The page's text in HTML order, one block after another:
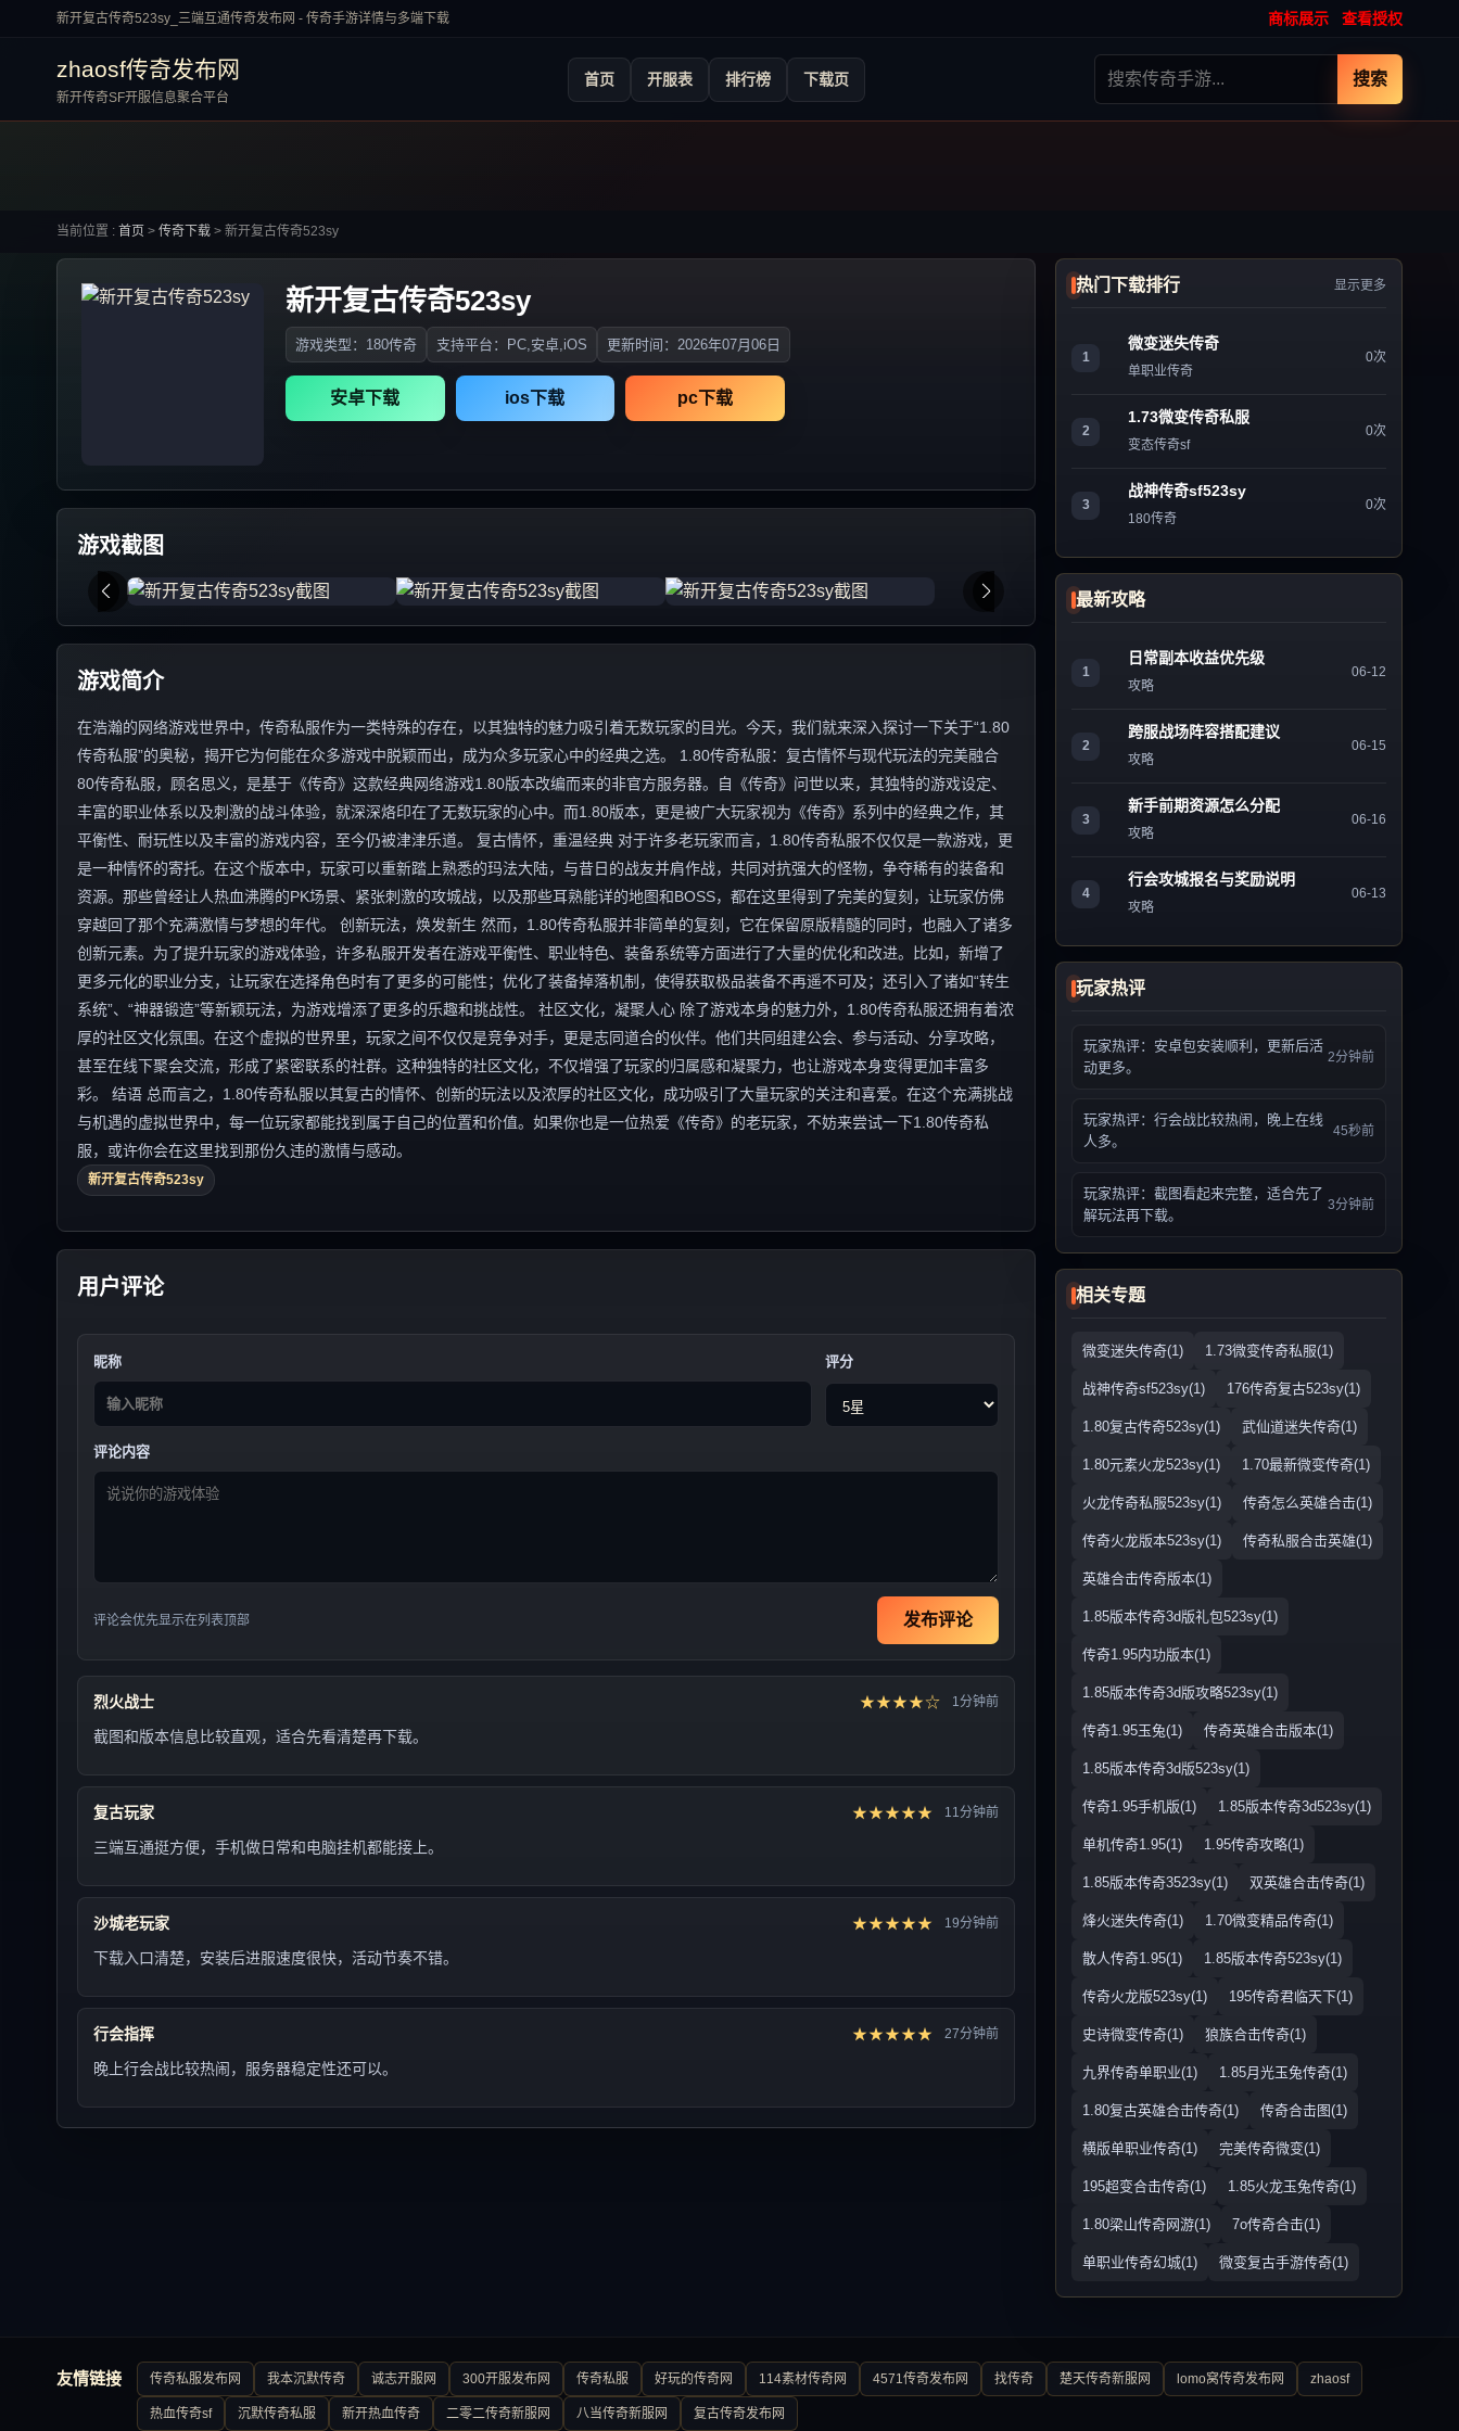
新开复古传奇523sy_三端互通传奇发布网 - 传奇手游详情与多端下载 商标展示 查看授权
zhaosf传奇发布网
新开传奇SF开服信息聚合平台
首页 开服表 排行榜 下载页 搜索
当前位置 : 首页 > 传奇下载 > 新开复古传奇523sy
新开复古传奇523sy
游戏类型：180传奇 支持平台：PC,安卓,iOS 更新时间：2026年07月06日
安卓下载 ios下载 pc下载
游戏截图
游戏简介
在浩瀚的网络游戏世界中，传奇私服作为一类特殊的存在，以其独特的魅力吸引着无数玩家的目光。今天，我们就来深入探讨一下关于“1.80
传奇私服”的奥秘，揭开它为何能在众多游戏中脱颖而出，成为众多玩家心中的经典之选。 1.80传奇私服：复古情怀与现代玩法的完美融合
80传奇私服，顾名思义，是基于《传奇》这款经典网络游戏1.80版本改编而来的非官方服务器。自《传奇》问世以来，其独特的游戏设定、
丰富的职业体系以及刺激的战斗体验，就深深烙印在了无数玩家的心中。而1.80版本，更是被广大玩家视为《传奇》系列中的经典之作，其
平衡性、耐玩性以及丰富的游戏内容，至今仍被津津乐道。 复古情怀，重温经典 对于许多老玩家而言，1.80传奇私服不仅仅是一款游戏，更
是一种情怀的寄托。在这个版本中，玩家可以重新踏上熟悉的玛法大陆，与昔日的战友并肩作战，共同对抗强大的怪物，争夺稀有的装备和
资源。那些曾经让人热血沸腾的PK场景、紧张刺激的攻城战，以及那些耳熟能详的地图和BOSS，都在这里得到了完美的复刻，让玩家仿佛
穿越回了那个充满激情与梦想的年代。 创新玩法，焕发新生 然而，1.80传奇私服并非简单的复刻，它在保留原版精髓的同时，也融入了诸多
创新元素。为了提升玩家的游戏体验，许多私服开发者在游戏平衡性、职业特色、装备系统等方面进行了大量的优化和改进。比如，新增了
更多元化的职业分支，让玩家在选择角色时有了更多的可能性；优化了装备掉落机制，使得获取极品装备不再遥不可及；还引入了诸如“转生
系统”、“神器锻造”等新颖玩法，为游戏增添了更多的乐趣和挑战性。 社区文化，凝聚人心 除了游戏本身的魅力外，1.80传奇私服还拥有着浓
厚的社区文化氛围。在这个虚拟的世界里，玩家之间不仅仅是竞争对手，更是志同道合的伙伴。他们共同组建公会、参与活动、分享攻略，
甚至在线下聚会交流，形成了紧密联系的社群。这种独特的社区文化，不仅增强了玩家的归属感和凝聚力，也让游戏本身变得更加丰富多
彩。 结语 总而言之，1.80传奇私服以其复古的情怀、创新的玩法以及浓厚的社区文化，成功吸引了大量玩家的关注和喜爱。在这个充满挑战
与机遇的虚拟世界中，每一位玩家都能找到属于自己的位置和价值。如果你也是一位热爱《传奇》的老玩家，不妨来尝试一下1.80传奇私
服，或许你会在这里找到那份久违的激情与感动。
新开复古传奇523sy
用户评论
昵称 评分
评论内容
评论会优先显示在列表顶部 发布评论
烈火战士 ★★★★☆ 1分钟前
截图和版本信息比较直观，适合先看清楚再下载。
复古玩家 ★★★★★ 11分钟前
三端互通挺方便，手机做日常和电脑挂机都能接上。
沙城老玩家 ★★★★★ 19分钟前
下载入口清楚，安装后进服速度很快，活动节奏不错。
行会指挥 ★★★★★ 27分钟前
晚上行会战比较热闹，服务器稳定性还可以。
热门下载排行 显示更多
1
微变迷失传奇
单职业传奇
0次
2
1.73微变传奇私服
变态传奇sf
0次
3
战神传奇sf523sy
180传奇
0次
最新攻略
1
日常副本收益优先级
攻略
06-12
2
跨服战场阵容搭配建议
攻略
06-15
3
新手前期资源怎么分配
攻略
06-16
4
行会攻城报名与奖励说明
攻略
06-13
玩家热评
玩家热评：安卓包安装顺利，更新后活
动更多。
2分钟前
玩家热评：行会战比较热闹，晚上在线
人多。
45秒前
玩家热评：截图看起来完整，适合先了
解玩法再下载。
3分钟前
相关专题
微变迷失传奇(1) 1.73微变传奇私服(1)
战神传奇sf523sy(1) 176传奇复古523sy(1)
1.80复古传奇523sy(1) 武仙道迷失传奇(1)
1.80元素火龙523sy(1) 1.70最新微变传奇(1)
火龙传奇私服523sy(1) 传奇怎么英雄合击(1)
传奇火龙版本523sy(1) 传奇私服合击英雄(1)
英雄合击传奇版本(1)
1.85版本传奇3d版礼包523sy(1)
传奇1.95内功版本(1)
1.85版本传奇3d版攻略523sy(1)
传奇1.95玉兔(1) 传奇英雄合击版本(1)
1.85版本传奇3d版523sy(1)
传奇1.95手机版(1) 1.85版本传奇3d523sy(1)
单机传奇1.95(1) 1.95传奇攻略(1)
1.85版本传奇3523sy(1) 双英雄合击传奇(1)
烽火迷失传奇(1) 1.70微变精品传奇(1)
散人传奇1.95(1) 1.85版本传奇523sy(1)
传奇火龙版523sy(1) 195传奇君临天下(1)
史诗微变传奇(1) 狼族合击传奇(1)
九界传奇单职业(1) 1.85月光玉兔传奇(1)
1.80复古英雄合击传奇(1) 传奇合击图(1)
横版单职业传奇(1) 完美传奇微变(1)
195超变合击传奇(1) 1.85火龙玉兔传奇(1)
1.80梁山传奇网游(1) 7o传奇合击(1)
单职业传奇幻城(1) 微变复古手游传奇(1)
友情链接 传奇私服发布网 我本沉默传奇 诚志开服网 300开服发布网 传奇私服 好玩的传奇网 114素材传奇网 4571传奇发布网 找传奇 楚天传奇新服网 lomo窝传奇发布网 zhaosf
热血传奇sf 沉默传奇私服 新开热血传奇 二零二传奇新服网 八当传奇新服网 复古传奇发布网